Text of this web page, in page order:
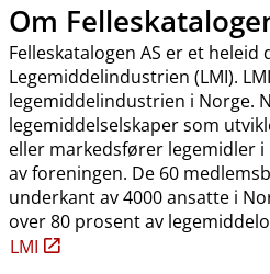
Om
Felleskatalogen AS er et heleid
Legemiddelindustrien (LMI).
legemiddelindustrien i Norge.
legemiddelselskaper som
eller markedsfører legemidler
av foreningen. De 60
underkant av 4000 ansatte i
over 80 prosent av
LMI